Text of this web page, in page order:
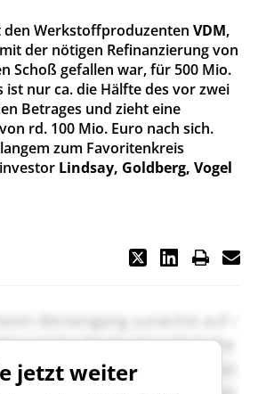
den Werkstoffproduzenten VDM,
der nötigen Refinanzierung von
Schoß gefallen war, für 500 Mio.
ist nur ca. die Hälfte des vor zwei
Betrages und zieht eine
rd. 100 Mio. Euro nach sich.
zum Favoritenkreis
Lindsay, Goldberg, Vogel
jetzt weiter